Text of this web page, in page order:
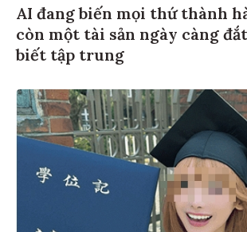
AI đang biến mọi thứ thành
còn một tài sản ngày càng
biết tập trung